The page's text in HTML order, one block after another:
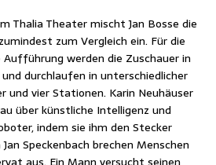
Thalia Theater mischt Jan Bosse die
zum Vergleich ein. Für die
werden die Zuschauer in
durchlaufen in unterschiedlicher
und vier Stationen. Karin Neuhäuser
über künstliche Intelligenz und
indem sie ihm den Stecker
Speckenbach brechen Menschen